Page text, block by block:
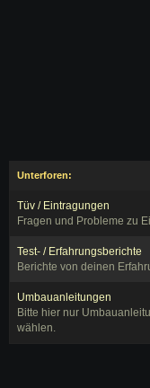
Unterforen:
Tüv / Eintragungen
Fragen und Probleme zu
Test- / Erfahrungsberichte
Berichte von deinen
Umbauanleitungen
Bitte hier nur
wählen.